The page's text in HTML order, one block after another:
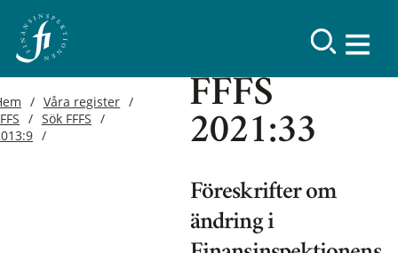
Våra register
Sök FFFS
FFFS
2021:33
Föreskrifter om
ändring i